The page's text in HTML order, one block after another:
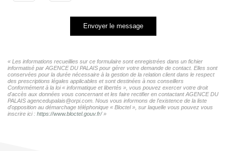
Envoyer le message
« Les informations recueillies sur ce formulaire sont enregistrées dans un fichier
informatisé par AGENCE DU PALAIS pour gérer votre demande de contact. Elles sont
conservées pour la durée nécessaire à la gestion de la relation client dans le respect
des prescriptions légales applicables et sont destinées à nos conseillers
Conformément à la loi « informatique et libertés », vous pouvez exercer votre droit
d'accès aux données vous concernant et les faire rectifier en contactant AGENCE DU
PALAIS agencedupalais@orpi.com. Nous vous informons de l'existence de la liste
d'opposition au démarchage téléphonique « Bloctel », sur laquelle vous pouvez vous
inscrire ici : https://www.bloctel.gouv.fr/»